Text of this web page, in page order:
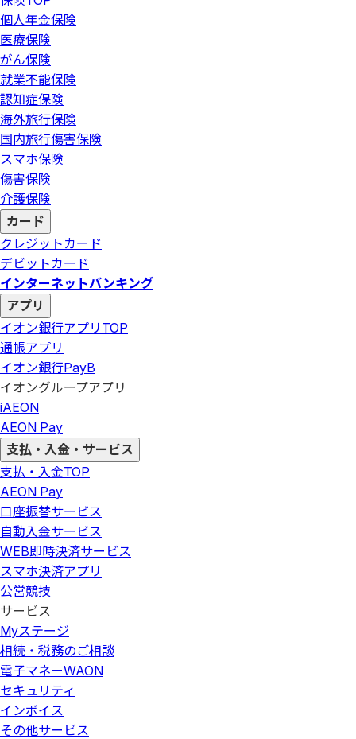
個人年金保険
医療保険
がん保険
就業不能保険
認知症保険
海外旅行保険
国内旅行傷害保険
スマホ保険
傷害保険
介護保険
カード
クレジットカード
デビットカード
インターネットバンキング
アプリ
イオン銀行アプリ TOP
通帳アプリ
イオン銀行PayB
イオングループアプリ
iAEON
AEON Pay
支払・入金・サービス
支払・入金TOP
AEON Pay
口座振替サービス
自動入金サービス
WEB即時決済サービス
スマホ決済アプリ
公営競技
サービス
Myステージ
相続・税務のご相談
電子マネーWAON
セキュリティ
インボイス
その他サービス